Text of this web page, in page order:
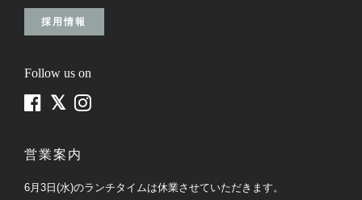
採用情報
Follow us on
営業案内
6月3日(水)のランチタイムは休業させていただきます。